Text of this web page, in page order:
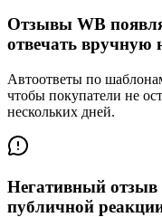
Отзывы WB
отвечать вручную
Автоответы по
чтобы покупатели не
нескольких дней.
Негативный отзыв
публичной